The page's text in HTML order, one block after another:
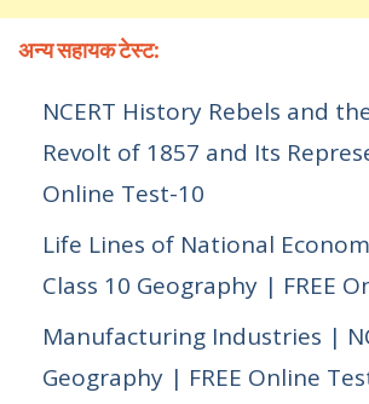
अन्य सहायक टेस्ट:
NCERT History Rebels and
Revolt of 1857 and Its
Online Test-10
Life Lines of National
Class 10 Geography | FREE
Manufacturing Industries |
Geography | FREE Online